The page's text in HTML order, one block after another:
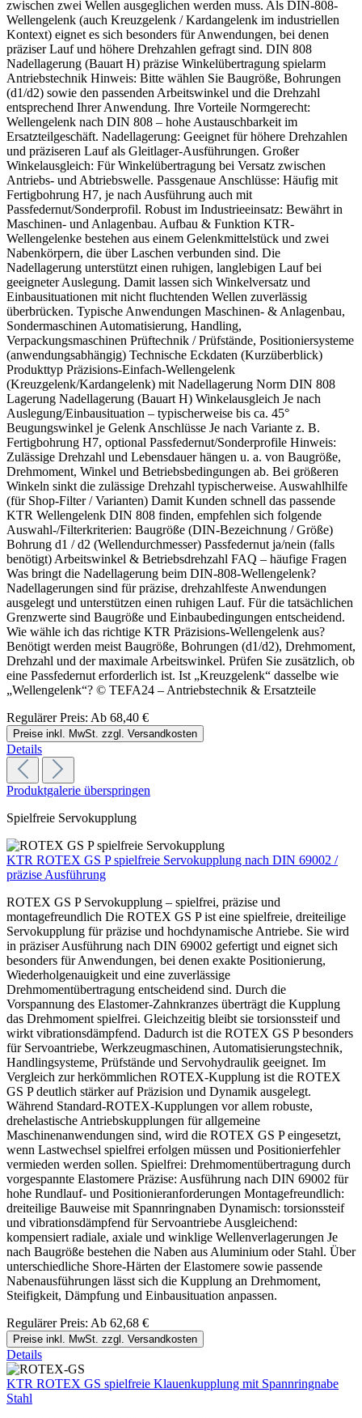
zwischen zwei Wellen ausgeglichen werden muss. Als DIN-808-
Wellengelenk (auch Kreuzgelenk / Kardangelenk im industriellen
Kontext) eignet es sich besonders für Anwendungen, bei denen
präziser Lauf und höhere Drehzahlen gefragt sind. DIN 808
Nadellagerung (Bauart H) präzise Winkelübertragung spielarm
Antriebstechnik Hinweis: Bitte wählen Sie Baugröße, Bohrungen
(d1/d2) sowie den passenden Arbeitswinkel und die Drehzahl
entsprechend Ihrer Anwendung. Ihre Vorteile Normgerecht:
Wellengelenk nach DIN 808 – hohe Austauschbarkeit im
Ersatzteilgeschäft. Nadellagerung: Geeignet für höhere Drehzahlen
und präziseren Lauf als Gleitlager-Ausführungen. Großer
Winkelausgleich: Für Winkelübertragung bei Versatz zwischen
Antriebs- und Abtriebswelle. Passgenaue Anschlüsse: Häufig mit
Fertigbohrung H7, je nach Ausführung auch mit
Passfedernut/Sonderprofil. Robust im Industrieeinsatz: Bewährt in
Maschinen- und Anlagenbau. Aufbau & Funktion KTR-
Wellengelenke bestehen aus einem Gelenkmittelstück und zwei
Nabenkörpern, die über Laschen verbunden sind. Die
Nadellagerung unterstützt einen ruhigen, langlebigen Lauf bei
geeigneter Auslegung. Damit lassen sich Winkelversatz und
Einbausituationen mit nicht fluchtenden Wellen zuverlässig
überbrücken. Typische Anwendungen Maschinen- & Anlagenbau,
Sondermaschinen Automatisierung, Handling,
Verpackungsmaschinen Prüftechnik / Prüfstände, Positioniersysteme
(anwendungsabhängig) Technische Eckdaten (Kurzüberblick)
Produkttyp Präzisions-Einfach-Wellengelenk
(Kreuzgelenk/Kardangelenk) mit Nadellagerung Norm DIN 808
Lagerung Nadellagerung (Bauart H) Winkelausgleich Je nach
Auslegung/Einbausituation – typischerweise bis ca. 45°
Beugungswinkel je Gelenk Anschlüsse Je nach Variante z. B.
Fertigbohrung H7, optional Passfedernut/Sonderprofile Hinweis:
Zulässige Drehzahl und Lebensdauer hängen u. a. von Baugröße,
Drehmoment, Winkel und Betriebsbedingungen ab. Bei größeren
Winkeln sinkt die zulässige Drehzahl typischerweise. Auswahlhilfe
(für Shop-Filter / Varianten) Damit Kunden schnell das passende
KTR Wellengelenk DIN 808 finden, empfehlen sich folgende
Auswahl-/Filterkriterien: Baugröße (DIN-Bezeichnung / Größe)
Bohrung d1 / d2 (Wellendurchmesser) Passfedernut ja/nein (falls
benötigt) Arbeitswinkel & Betriebsdrehzahl FAQ – häufige Fragen
Was bringt die Nadellagerung beim DIN-808-Wellengelenk?
Nadellagerungen sind für präzise, drehzahlfeste Anwendungen
ausgelegt und unterstützen einen ruhigen Lauf. Für die tatsächlichen
Grenzwerte sind Baugröße und Einbaubedingungen entscheidend.
Wie wähle ich das richtige KTR Präzisions-Wellengelenk aus?
Benötigt werden meist Baugröße, Bohrungen (d1/d2), Drehmoment,
Drehzahl und der maximale Arbeitswinkel. Prüfen Sie zusätzlich, ob
eine Passfedernut erforderlich ist. Ist „Kreuzgelenk“ dasselbe wie
„Wellengelenk“? © TEFA24 – Antriebstechnik & Ersatzteile
Regulärer Preis: Ab 68,40 €
Preise inkl. MwSt. zzgl. Versandkosten
Details
Produktgalerie überspringen
Spielfreie Servokupplung
KTR ROTEX GS P spielfreie Servokupplung nach DIN 69002 /
präzise Ausführung
ROTEX GS P Servokupplung – spielfrei, präzise und
montagefreundlich Die ROTEX GS P ist eine spielfreie, dreiteilige
Servokupplung für präzise und hochdynamische Antriebe. Sie wird
in präziser Ausführung nach DIN 69002 gefertigt und eignet sich
besonders für Anwendungen, bei denen exakte Positionierung,
Wiederholgenauigkeit und eine zuverlässige
Drehmomentübertragung entscheidend sind. Durch die
Vorspannung des Elastomer-Zahnkranzes überträgt die Kupplung
das Drehmoment spielfrei. Gleichzeitig bleibt sie torsionssteif und
wirkt vibrationsdämpfend. Dadurch ist die ROTEX GS P besonders
für Servoantriebe, Werkzeugmaschinen, Automatisierungstechnik,
Handlingsysteme, Prüfstände und Servohydraulik geeignet. Im
Vergleich zur herkömmlichen ROTEX-Kupplung ist die ROTEX
GS P deutlich stärker auf Präzision und Dynamik ausgelegt.
Während Standard-ROTEX-Kupplungen vor allem robuste,
drehelastische Antriebskupplungen für allgemeine
Maschinenanwendungen sind, wird die ROTEX GS P eingesetzt,
wenn Lastwechsel spielfrei erfolgen müssen und Positionierfehler
vermieden werden sollen. Spielfrei: Drehmomentübertragung durch
vorgespannte Elastomere Präzise: Ausführung nach DIN 69002 für
hohe Rundlauf- und Positionieranforderungen Montagefreundlich:
dreiteilige Bauweise mit Spannringnaben Dynamisch: torsionssteif
und vibrationsdämpfend für Servoantriebe Ausgleichend:
kompensiert radiale, axiale und winklige Wellenverlagerungen Je
nach Baugröße bestehen die Naben aus Aluminium oder Stahl. Über
unterschiedliche Shore-Härten der Elastomere sowie passende
Nabenausführungen lässt sich die Kupplung an Drehmoment,
Steifigkeit, Dämpfung und Einbausituation anpassen.
Regulärer Preis: Ab 62,68 €
Preise inkl. MwSt. zzgl. Versandkosten
Details
KTR ROTEX GS spielfreie Klauenkupplung mit Spannringnabe
Stahl